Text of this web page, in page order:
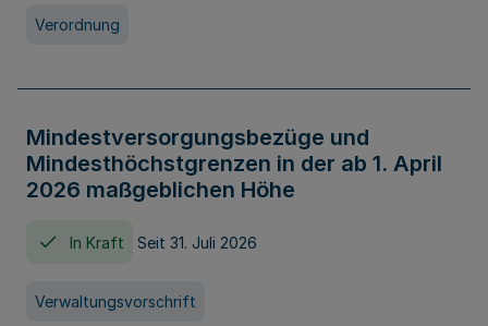
Verordnung
Mindestversorgungsbezüge und
Mindesthöchstgrenzen in der ab 1. April
2026 maßgeblichen Höhe
In Kraft Seit 31. Juli 2026
Verwaltungsvorschrift